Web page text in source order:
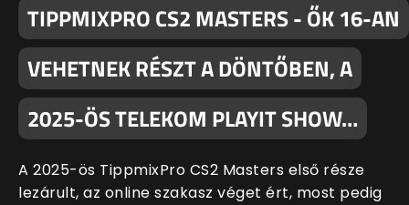
TIPPMIXPRO CS2 MASTERS - ŐK 16-AN
VEHETNEK RÉSZT A DÖNTŐBEN, A
2025-ÖS TELEKOM PLAYIT SHOW…
A 2025-ös TippmixPro CS2 Masters első része
lezárult, az online szakasz véget ért, most pedig